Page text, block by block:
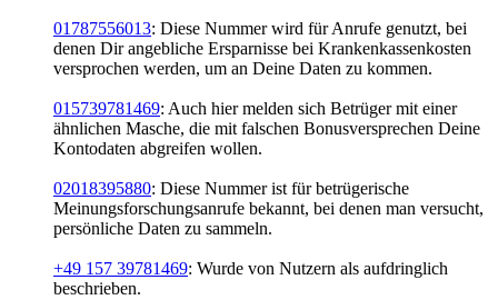
01787556013: Diese Nummer wird für Anrufe genutzt, bei
denen Dir angebliche Ersparnisse bei Krankenkassenkosten
versprochen werden, um an Deine Daten zu kommen.
015739781469: Auch hier melden sich Betrüger mit einer
ähnlichen Masche, die mit falschen Bonusversprechen Deine
Kontodaten abgreifen wollen.
02018395880: Diese Nummer ist für betrügerische
Meinungsforschungsanrufe bekannt, bei denen man versucht,
persönliche Daten zu sammeln.
+49 157 39781469: Wurde von Nutzern als aufdringlich
beschrieben.